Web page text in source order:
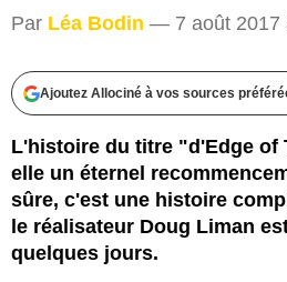
Par Léa Bodin — 7 août 2017
Ajoutez Allociné à vos sources
L'histoire du titre "d'Edge of
elle un éternel
sûre, c'est une histoire
le réalisateur Doug Liman
quelques jours.
Warner Bros.